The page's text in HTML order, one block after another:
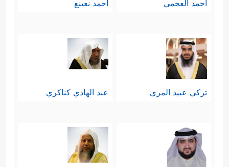
أحمد العجمي أحمد نعينع
تركي عبيد المري عبد الهادي كناكري